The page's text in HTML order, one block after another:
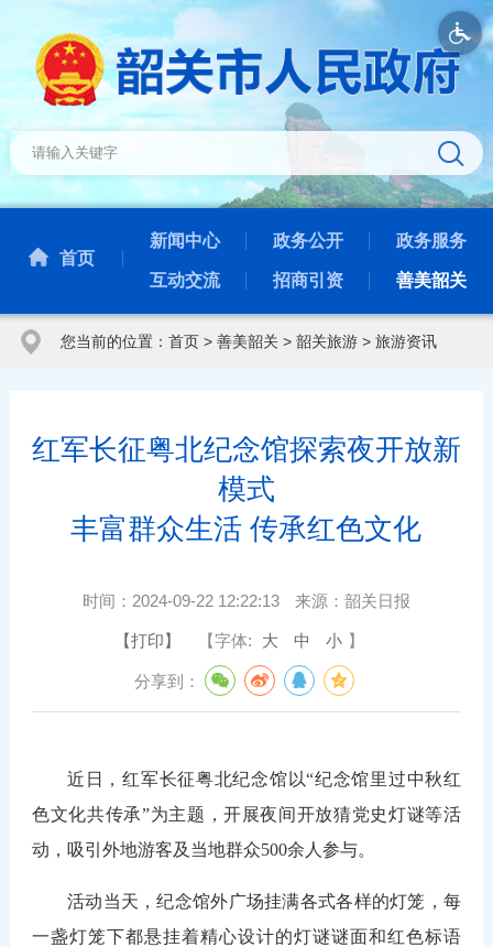
首页
新闻中心 政务公开 政务服务
互动交流 招商引资 善美韶关
您当前的位置： 首页> 善美韶关> 韶关旅游> 旅游资讯
红军长征粤北纪念馆探索夜开放新
模式
丰富群众生活 传承红色文化
时间： 2024-09-22 12:22:13 来源： 韶关日报
【打印】 【字体: 大 中 小 】
分享到：
近日，红军长征粤北纪念馆以“纪念馆里过中秋红
色文化共传承”为主题，开展夜间开放猜党史灯谜等活
动，吸引外地游客及当地群众500余人参与。
活动当天，纪念馆外广场挂满各式各样的灯笼，每
一盏灯笼下都悬挂着精心设计的灯谜谜面和红色标语